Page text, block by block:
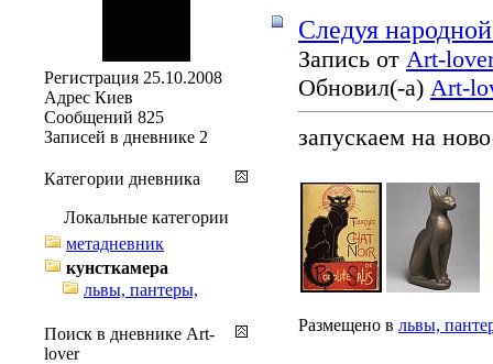
Cледуя
Запись от Art-
Обновил(-а) Art-
запускаем на
Размещено в львы,
Регистрация 25.10.2008
Адрес Киев
Сообщений 825
Записей в дневнике 2
Категории дневника
Локальные категории
метадневник
кунсткамера
львы, пантеры,
Поиск в дневнике Art-
lover